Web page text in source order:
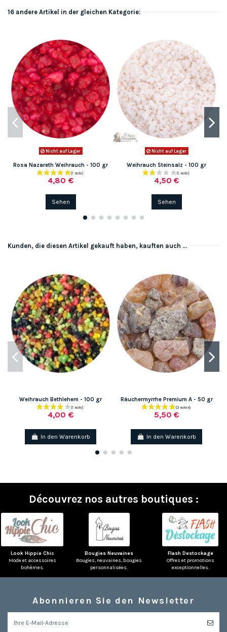
16 andere Artikel in der gleichen Kategorie:
Nicht auf Lager
Rosa Nazareth Weihrauch - 100 gr
4,80 €
Sehen
Nicht auf Lager
Weihrauch Steinsalz - 100 gr
4,50 €
Sehen
Kunden, die diesen Artikel gekauft haben, kauften auch ...
Weihrauch Bethlehem - 100 gr
4,00 €
In den Warenkorb
Räuchermyrrhe Premium A - 50 gr
5,50 €
In den Warenkorb
Découvrez nos autres boutiques :
Look Hippie Chic
Mode et accessoires
bohèmes.
Bougies Neuvaines
Bougies, neuvaines, bougies
personnalisées.
Flash Destockage
Offres et promotions
exceptionnelles.
Abonnieren Sie den Newsletter